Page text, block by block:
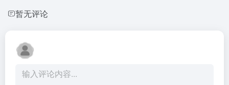
暂无评论